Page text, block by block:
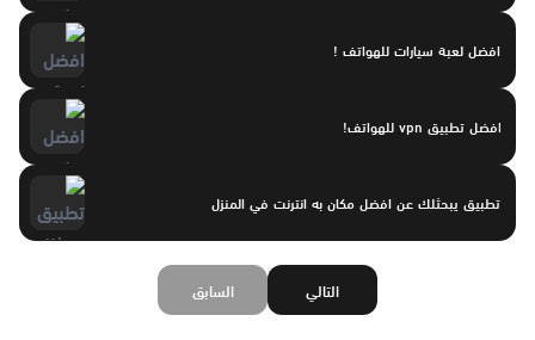
افضل لعبة سيارات للهواتف !
افضل تطبيق vpn للهواتف!
تطبيق يبحثلك عن افضل مكان به انترنت في المنزل
السابق التالي